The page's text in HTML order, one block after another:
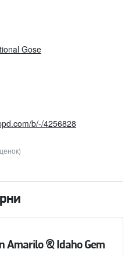
Gose
b/-/4256828
Amarilo & Idaho Gem